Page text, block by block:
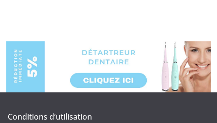
Conditions d’utilisation